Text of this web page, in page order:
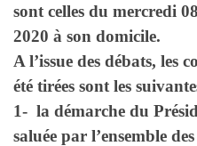
sont celles du mercredi
2020 à son domicile.
A l’issue des débats, les
été tirées sont les
1- la démarche du
saluée par l’ensemble